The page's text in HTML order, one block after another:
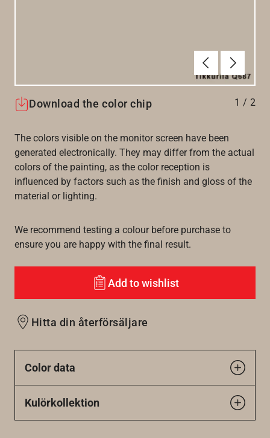
Föregående
Nästa
Download the color chip 1 / 2
The colors visible on the monitor screen have been
generated electronically. They may differ from the actual
colors of the painting, as the color reception is
influenced by factors such as the finish and gloss of the
material or lighting.
We recommend testing a colour before purchase to
ensure you are happy with the final result.
Add to wishlist
Hitta din återförsäljare
Color data
Kulörkollektion